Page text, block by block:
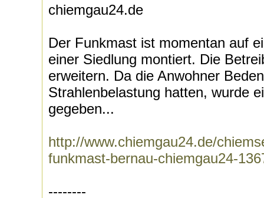
chiemgau24.de
Der Funkmast ist momentan auf
einer Siedlung montiert. Die
erweitern. Da die Anwohner
Strahlenbelastung hatten, wurde
gegeben...
http://www.chiemgau24.de/
funkmast-bernau-chiemgau24-
--------